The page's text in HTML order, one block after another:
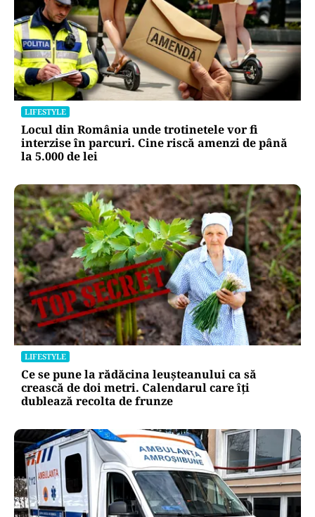
LIFESTYLE
Locul din România unde trotinetele vor fi
interzise în parcuri. Cine riscă amenzi de până
la 5.000 de lei
LIFESTYLE
Ce se pune la rădăcina leușteanului ca să
crească de doi metri. Calendarul care îți
dublează recolta de frunze